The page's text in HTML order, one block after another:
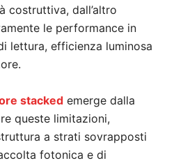
costruttiva, dall’altro
le performance in
lettura, efficienza luminosa
stacked emerge dalla
queste limitazioni,
a strati sovrapposti
fotonica e di